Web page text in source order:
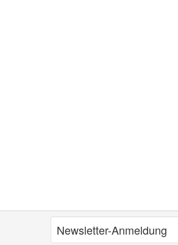
Newsletter-Anmeldung